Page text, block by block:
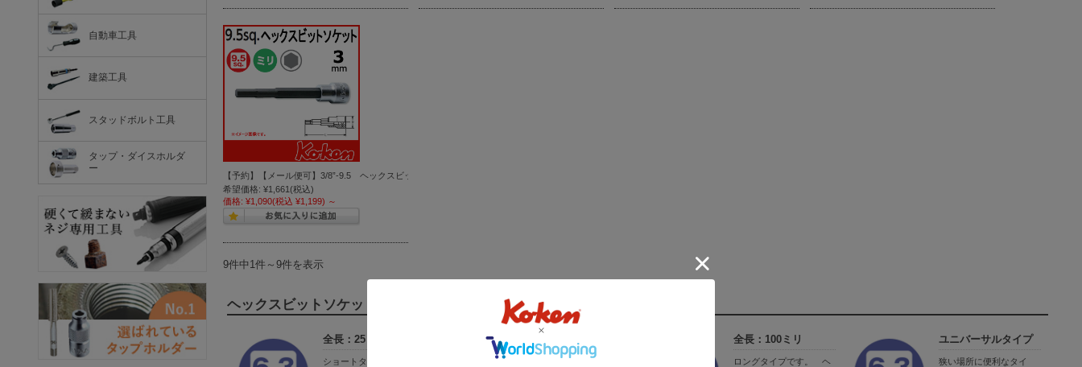
【予約】【メール便可】3/8”-9.5 ヘックスビットソケットレンチ 3mm ( 3010M.100-3 )
希望価格: ¥1,661(税込)
価格: ¥1,090(税込 ¥1,199) ～
9件中1件～9件を表示
ヘックスビットソケットを 差し込み角 1/4 - 6.3 sq から選ぶ
全長：25ミリ
ショートタイプです。
標準的なタイプです。
全長：100ミリ
ロングタイプです。 ヘ
ユニバーサルタイプ
狭い場所に便利なタイ
自動車工具
建築工具
スタッドボルト工具
タップ・ダイスホルダ
ー